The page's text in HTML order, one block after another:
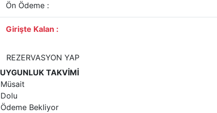
Ön Ödeme :
Girişte Kalan :
REZERVASYON YAP
UYGUNLUK TAKVİMİ
Müsait
Dolu
Ödeme Bekliyor